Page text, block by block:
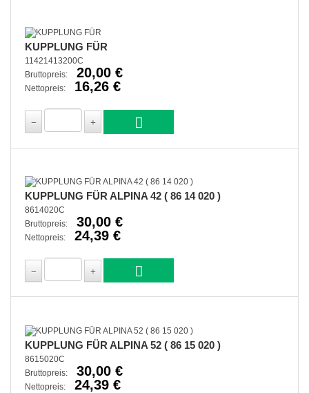
KUPPLUNG FÜR
11421413200C
Bruttopreis:
20,00 €
Nettopreis: 16,26 €
KUPPLUNG FÜR ALPINA 42 ( 86 14 020 )
8614020C
Bruttopreis:
30,00 €
Nettopreis: 24,39 €
KUPPLUNG FÜR ALPINA 52 ( 86 15 020 )
8615020C
Bruttopreis:
30,00 €
Nettopreis: 24,39 €